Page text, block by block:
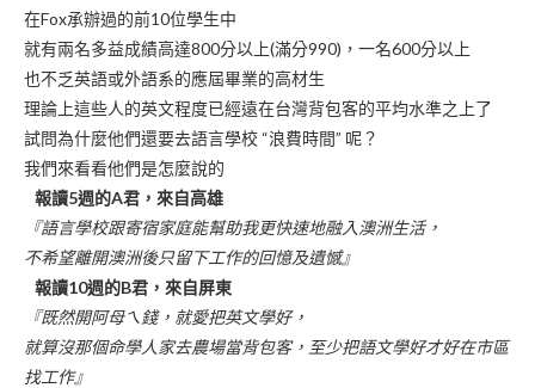
在Fox承辦過的前10位學生中
就有兩名多益成績高達800分以上(滿分990)，一名600分以上
也不乏英語或外語系的應屆畢業的高材生
理論上這些人的英文程度已經遠在台灣背包客的平均水準之上了
試問為什麼他們還要去語言學校 “浪費時間” 呢？
我們來看看他們是怎麼說的
報讀5週的A君，來自高雄
『語言學校跟寄宿家庭能幫助我更快速地融入澳洲生活，
不希望離開澳洲後只留下工作的回憶及遺憾』
報讀10週的B君，來自屏東
『既然開阿母ㄟ錢，就愛把英文學好，
就算沒那個命學人家去農場當背包客，至少把語文學好才好在市區
找工作』